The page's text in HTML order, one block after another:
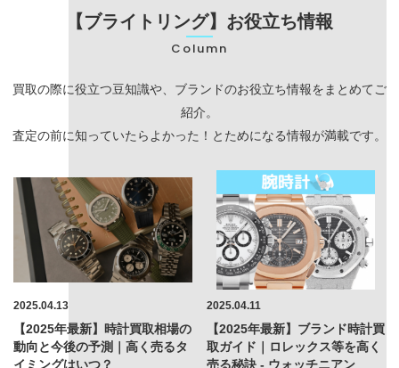
【ブライトリング】お役立ち情報
Column
買取の際に役立つ豆知識や、ブランドのお役立ち情報をまとめてご
紹介。
査定の前に知っていたらよかった！とためになる情報が満載です。
2025.04.13
【2025年最新】時計買取相場の
動向と今後の予測｜高く売るタ
イミングはいつ？
2025.04.11
【2025年最新】ブランド時計買
取ガイド｜ロレックス等を高く
売る秘訣 - ウォッチニアン